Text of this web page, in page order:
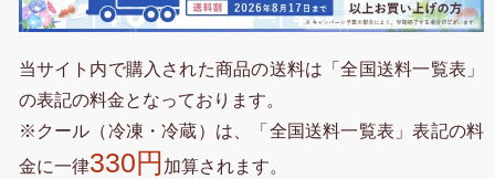
当サイト内で購入された商品の送料は「全国送料一覧表」
の表記の料金となっております。
※クール（冷凍・冷蔵）は、「全国送料一覧表」表記の料
金に一律330円 加算されます。